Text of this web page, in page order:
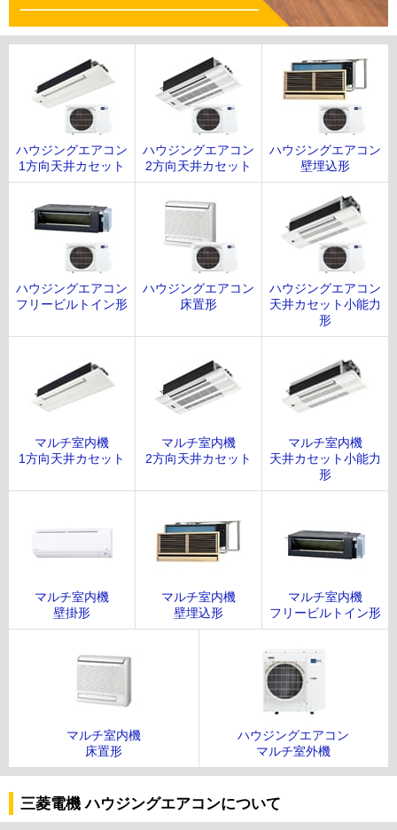
ハウジングエアコン
1方向天井カセット
ハウジングエアコン
2方向天井カセット
ハウジングエアコン
壁埋込形
ハウジングエアコン
フリービルトイン形
ハウジングエアコン
床置形
ハウジングエアコン
天井カセット小能力
形
マルチ室内機
1方向天井カセット
マルチ室内機
2方向天井カセット
マルチ室内機
天井カセット小能力
形
マルチ室内機
壁掛形
マルチ室内機
壁埋込形
マルチ室内機
フリービルトイン形
マルチ室内機
床置形
ハウジングエアコン
マルチ室外機
三菱電機 ハウジングエアコンについて